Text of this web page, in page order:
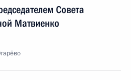
Совета
Матвиенко